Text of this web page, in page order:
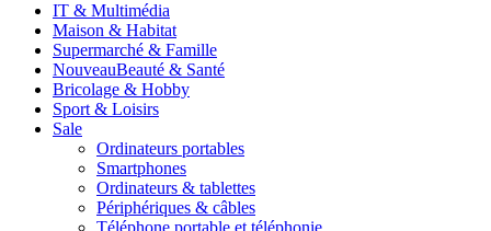
IT & Multimédia
Maison & Habitat
Supermarché & Famille
NouveauBeauté & Santé
Bricolage & Hobby
Sport & Loisirs
Sale
Ordinateurs portables
Smartphones
Ordinateurs & tablettes
Périphériques & câbles
Téléphone portable et téléphonie